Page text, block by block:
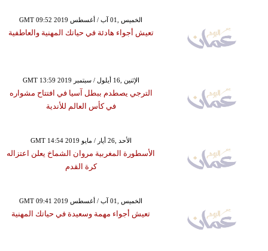
GMT 09:52 2019 الخميس ,01 آب / أغسطس
تعيش أجواء هادئة في حياتك المهنية والعاطفية
GMT 13:59 2019 الإثنين ,16 أيلول / سبتمبر
الترجي يصطدم ببطل آسيا في افتتاح مشواره
في كأس العالم للأندية
GMT 14:54 2019 الأحد ,26 أيار / مايو
الأسطورة المغربية مروان الشماخ يعلن اعتزاله
كرة القدم
GMT 09:41 2019 الخميس ,01 آب / أغسطس
تعيش أجواء مهمة وسعيدة في حياتك المهنية